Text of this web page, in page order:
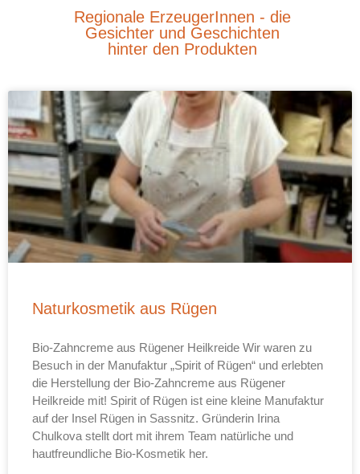
Regionale ErzeugerInnen - die
Gesichter und Geschichten
hinter den Produkten
Naturkosmetik aus Rügen
Bio-Zahncreme aus Rügener Heilkreide Wir waren zu
Besuch in der Manufaktur „Spirit of Rügen“ und erlebten
die Herstellung der Bio-Zahncreme aus Rügener
Heilkreide mit! Spirit of Rügen ist eine kleine Manufaktur
auf der Insel Rügen in Sassnitz. Gründerin Irina
Chulkova stellt dort mit ihrem Team natürliche und
hautfreundliche Bio-Kosmetik her.